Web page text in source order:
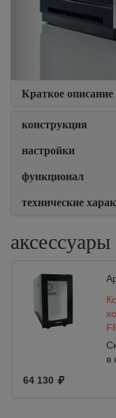
Краткое описание
конструкция
настройки
функционал
технические
аксессуары
в
64 130